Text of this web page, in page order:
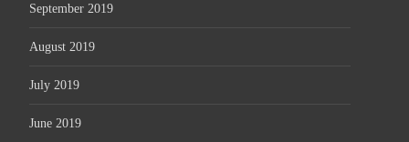
September 2019
August 2019
July 2019
June 2019